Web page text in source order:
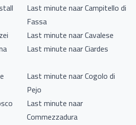
Last minute naar Campitello di
Fassa
Last minute naar Cavalese
Last minute naar Ciardes
Last minute naar Cogolo di
Pejo
Last minute naar
Commezzadura